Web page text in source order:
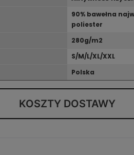
90% bawełna
poliester
280g/m2
S/M/L/XL/XXL
Polska
KOSZTY DOSTAWY